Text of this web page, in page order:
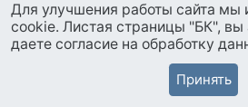
Для улучшения работы сайта мы
cookie. Листая страницы "БК", вы
даете согласие на обработку
Принять